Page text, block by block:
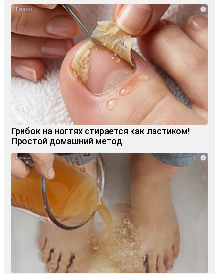
i
Грибок на ногтях стирается как ластиком!
Простой домашний метод
i